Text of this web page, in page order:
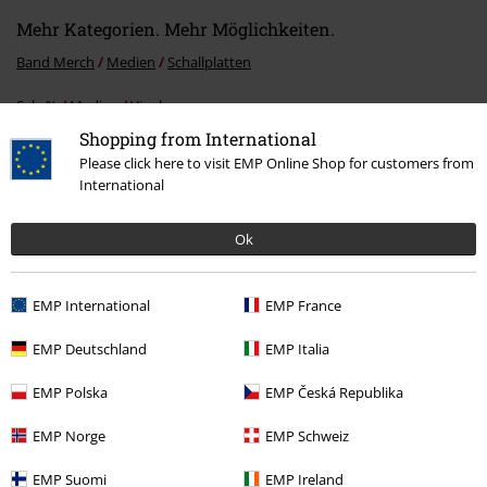
Shopping from International
Please click here to visit EMP Online Shop for customers from
International
Ok
EMP International EMP France
EMP Deutschland EMP Italia
EMP Polska EMP Česká Republika
EMP Norge EMP Schweiz
EMP Suomi EMP Ireland
Mehr Kategorien. Mehr Möglichkeiten.
Band Merch Medien Schallplatten
Sale % Medien Vinyl
Band Merch Top Bands Foreigner
Band Merch Genre
E-Mail Newsletter
jetzt anmeldest!Mehr Infos
Ich bin damit einverstanden, den EMP-Newsletter zu erhalten und willige